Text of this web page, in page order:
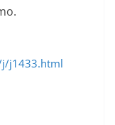
j1433.html